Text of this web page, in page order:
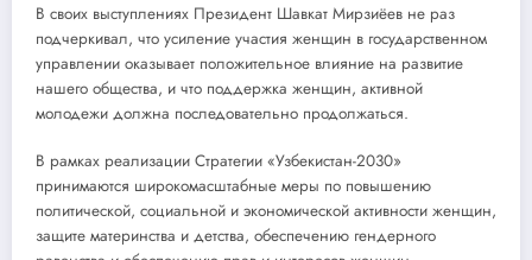
В своих выступлениях Президент Шавкат Мирзиёев не раз
подчеркивал, что усиление участия женщин в государственном
управлении оказывает положительное влияние на развитие
нашего общества, и что поддержка женщин, активной
молодежи должна последовательно продолжаться.
В рамках реализации Стратегии «Узбекистан-2030»
принимаются широкомасштабные меры по повышению
политической, социальной и экономической активности женщин,
защите материнства и детства, обеспечению гендерного